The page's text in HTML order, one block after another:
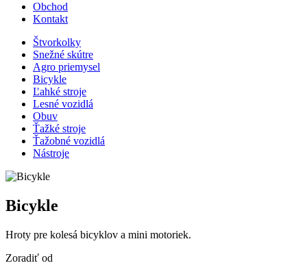
Obchod
Kontakt
Štvorkolky
Snežné skútre
Agro priemysel
Bicykle
Ľahké stroje
Lesné vozidlá
Obuv
Ťažké stroje
Ťažobné vozidlá
Nástroje
Bicykle
Hroty pre kolesá bicyklov a mini motoriek.
Zoradiť od